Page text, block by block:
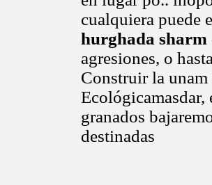
cualquiera puede
hurghada sharm
agresiones, o
Construir la
granados
destinadas